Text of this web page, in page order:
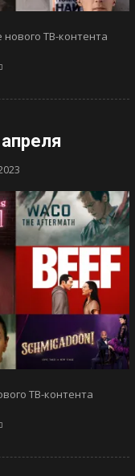
ТВ-контента
ТВ-контента